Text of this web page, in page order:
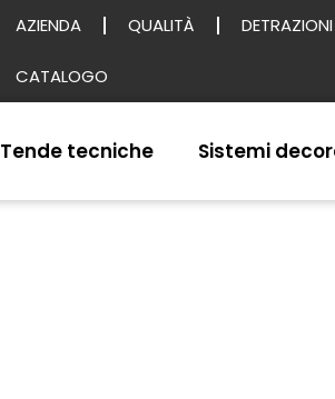
AZIENDA QUALITÀ
CATALOGO
Tende tecniche Sistemi